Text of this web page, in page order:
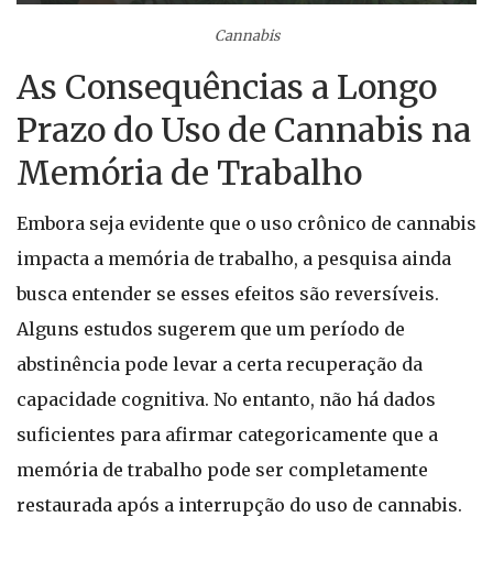
Cannabis
As Consequências a Longo
Prazo do Uso de Cannabis na
Memória de Trabalho
Embora seja evidente que o uso crônico de cannabis
impacta a memória de trabalho, a pesquisa ainda
busca entender se esses efeitos são reversíveis.
Alguns estudos sugerem que um período de
abstinência pode levar a certa recuperação da
capacidade cognitiva. No entanto, não há dados
suficientes para afirmar categoricamente que a
memória de trabalho pode ser completamente
restaurada após a interrupção do uso de cannabis.